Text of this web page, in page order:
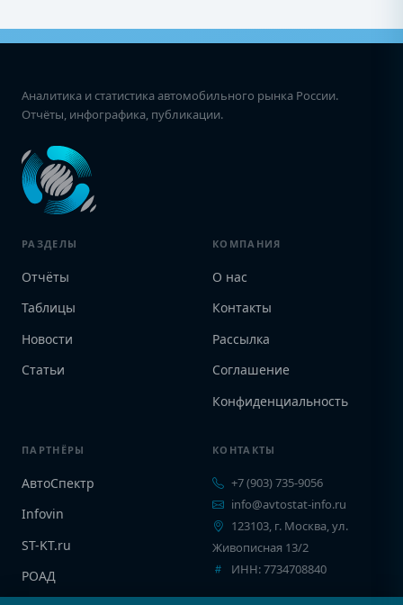
Аналитика и статистика автомобильного рынка России.
Отчёты, инфографика, публикации.
РАЗДЕЛЫ
Отчёты
Таблицы
Новости
Статьи
КОМПАНИЯ
О нас
Контакты
Рассылка
Соглашение
Конфиденциальность
ПАРТНЁРЫ
АвтоСпектр
Infovin
ST-KT.ru
РОАД
КОНТАКТЫ
+7 (903) 735-9056
info@avtostat-info.ru
123103, г. Москва, ул.
Живописная 13/2
ИНН: 7734708840